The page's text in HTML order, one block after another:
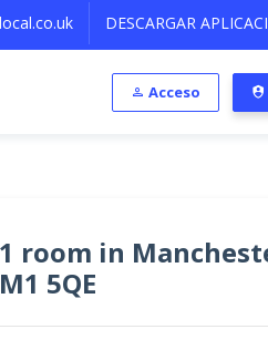
DESCARGAR
Acceso
1 room in
M1 5QE